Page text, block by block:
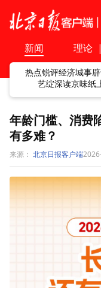
新闻 理论 |
热点锐评经济城事
艺绽深读京味纸
年龄门槛、消费
有多难？
来源： 北京日报客户端